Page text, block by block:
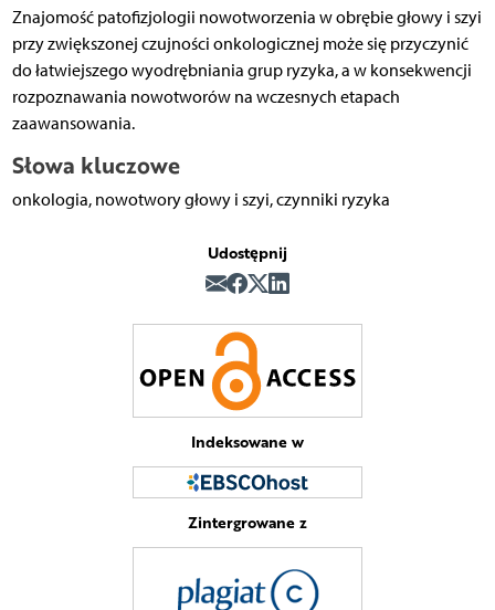
Znajomość patofizjologii nowotworzenia w obrębie głowy i szyi
przy zwiększonej czujności onkologicznej może się przyczynić
do łatwiejszego wyodrębniania grup ryzyka, a w konsekwencji
rozpoznawania nowotworów na wczesnych etapach
zaawansowania.
Słowa kluczowe
onkologia, nowotwory głowy i szyi, czynniki ryzyka
Udostępnij
Indeksowane w
Zintergrowane z